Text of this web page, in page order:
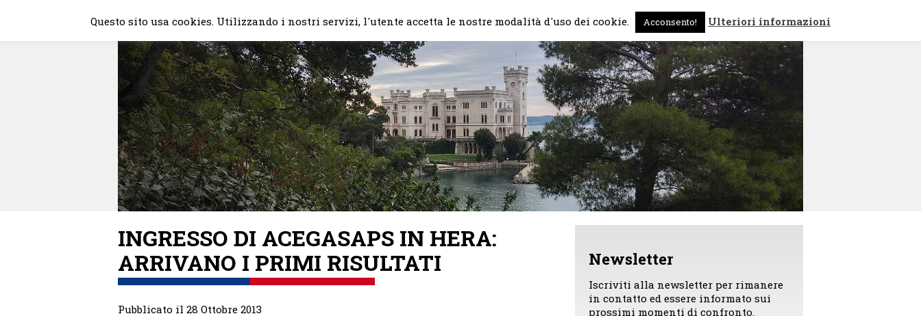
content
Home Il mio impegno Chi sono News Contattami
INGRESSO DI ACEGASAPS IN HERA:
ARRIVANO I PRIMI RISULTATI
Pubblicato il 28 Ottobre 2013
Newsletter
Iscriviti alla newsletter per rimanere
in contatto ed essere informato sui
prossimi momenti di confronto.
Questo sito usa cookies. Utilizzando i nostri servizi, l'utente accetta le nostre modalità d'uso dei cookie. Acconsento! Ulteriori informazioni